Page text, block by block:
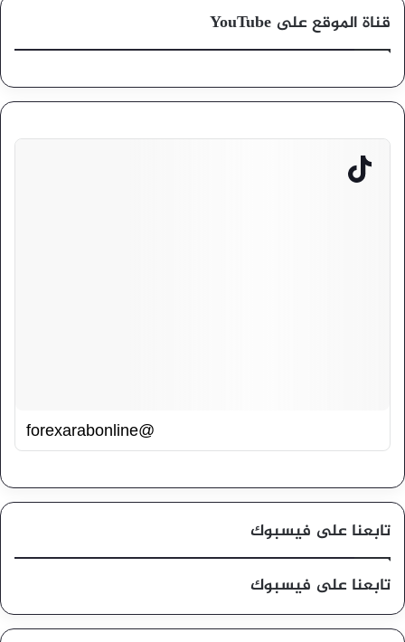
قناة الموقع على YouTube
@forexarabonline
تابعنا على فيسبوك
تابعنا على فيسبوك